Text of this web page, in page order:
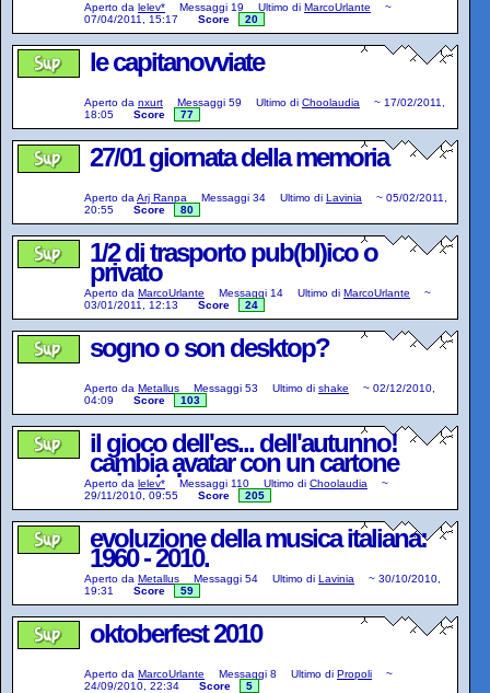
Aperto da lelev* Messaggi 19 Ultimo di MarcoUrlante
~
07/04/2011, 15:17
Score 20
le capitanovviate
Aperto da nxurt Messaggi 59 Ultimo di Choolaudia ~ 17/02/2011,
18:05
Score 77
27/01 giornata della memoria
Aperto da Arj Ranpa Messaggi 34 Ultimo di Lavinia ~ 05/02/2011,
20:55
Score 80
1/2 di trasporto pub(bl)ico o
privato
Aperto da MarcoUrlante Messaggi 14 Ultimo di MarcoUrlante
~
03/01/2011, 12:13
Score 24
sogno o son desktop?
Aperto da Metallus Messaggi 53 Ultimo di shake ~ 02/12/2010,
04:09
Score 103
il gioco dell'es... dell'autunno!
cambia avatar con un cartone
animato!
Aperto da lelev* Messaggi 110 Ultimo di Choolaudia
~
29/11/2010, 09:55
Score 205
evoluzione della musica italiana:
1960 - 2010.
Aperto da Metallus Messaggi 54 Ultimo di Lavinia ~ 30/10/2010,
19:31
Score 59
oktoberfest 2010
Aperto da MarcoUrlante Messaggi 8 Ultimo di Propoli
~
24/09/2010, 22:34
Score 5